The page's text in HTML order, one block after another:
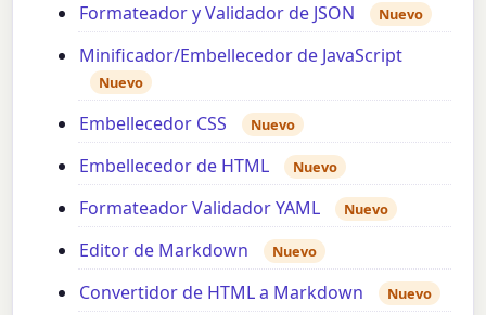
Formateador y Validador de JSON
Nuevo
Minificador/Embellecedor de JavaScript
Nuevo
Embellecedor CSS Nuevo
Embellecedor de HTML Nuevo
Formateador Validador YAML Nuevo
Editor de Markdown Nuevo
Convertidor de HTML a Markdown Nuevo